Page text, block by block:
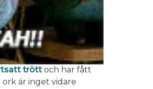
trött och har fått
är inget vidare